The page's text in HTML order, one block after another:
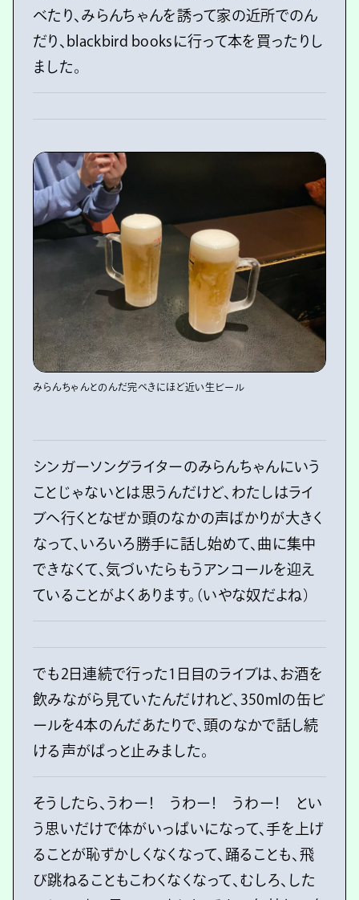
べたり、みらんちゃんを誘って家の近所でのん
だり、blackbird booksに行って本を買ったりし
ました。
みらんちゃんとのんだ完ぺきにほど近い生ビール
シンガーソングライターのみらんちゃんにいう
ことじゃないとは思うんだけど、わたしはライ
ブへ行くとなぜか頭のなかの声ばかりが大きく
なって、いろいろ勝手に話し始めて、曲に集中
できなくて、気づいたらもうアンコールを迎え
ていることがよくあります。（いやな奴だよね）
でも2日連続で行った1日目のライブは、お酒を
飲みながら見ていたんだけれど、350mlの缶ビ
ールを4本のんだあたりで、頭のなかで話し続
ける声がぱっと止みました。
そうしたら、うわー！ うわー！ うわー！ とい
う思いだけで体がいっぱいになって、手を上げ
ることが恥ずかしくなくなって、踊ることも、飛
び跳ねることもこわくなくなって、むしろ、した